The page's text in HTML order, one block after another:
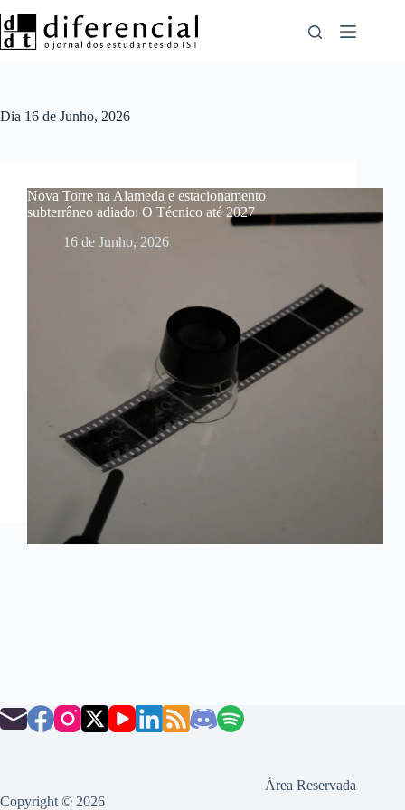
para
o
Dia 16 de Junho, 2026
Nova Torre na Alameda e estacionamento
subterrâneo adiado: O Técnico até 2027
16 de Junho, 2026
Área Reservada
Copyright © 2026